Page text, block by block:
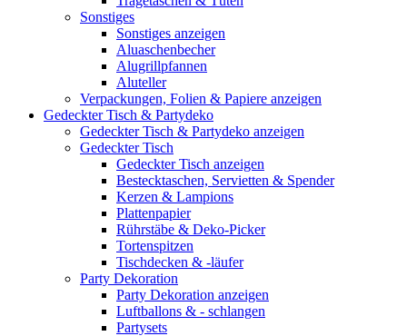
Sonstiges
Sonstiges anzeigen
Aluaschenbecher
Alugrillpfannen
Aluteller
Verpackungen, Folien & Papiere anzeigen
Gedeckter Tisch & Partydeko
Gedeckter Tisch & Partydeko anzeigen
Gedeckter Tisch
Gedeckter Tisch anzeigen
Bestecktaschen, Servietten & Spender
Kerzen & Lampions
Plattenpapier
Rührstäbe & Deko-Picker
Tortenspitzen
Tischdecken & -läufer
Party Dekoration
Party Dekoration anzeigen
Luftballons & - schlangen
Partysets